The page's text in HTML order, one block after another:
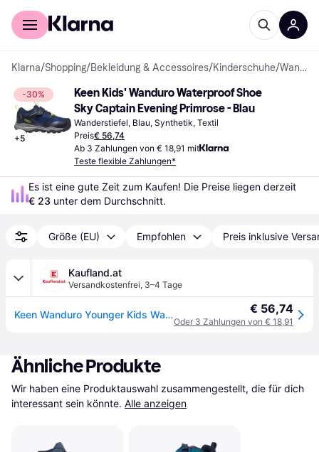
Für Shopper
Klarna/Shopping/Bekleidung & Accessoires/Kinderschuhe/ Wanderstiefel
-30%
+5
Keen Kids' Wanduro Waterproof Shoe
Sky Captain Evening Primrose - Blau
Wanderstiefel, Blau, Synthetik, Textil
Preis€ 56,74
Ab 3 Zahlungen von € 18,91 mit
Teste flexible Zahlungen*
€ 23 unter dem Durchschnitt.
Größe (EU) Empfohlen Preis inklusive
Kaufland.at
Versandkostenfrei, 3–4 Tage
Keen Wanduro Younger Kids Wanderschuhe Sky Captain/Evening Primrose Größe 24 € 56,74
Oder 3 Zahlungen von € 18,91
Ähnliche Produkte
Wir haben eine Produktauswahl zusammengestellt, die für dich
interessant sein könnte. Alle anzeigen